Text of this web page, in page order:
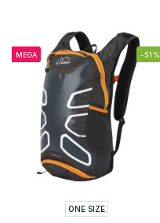
MEGA -51%
ONE SIZE